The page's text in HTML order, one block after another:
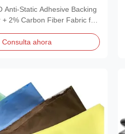
electrónico
Anti-Static Adhesive Backing
2% Carbon Fiber Fabric for
Consulta ahora